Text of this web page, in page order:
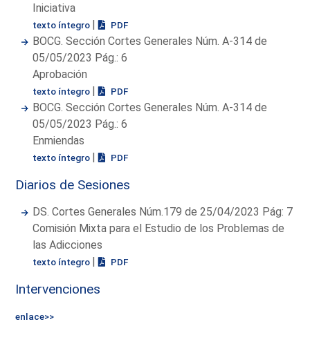
Iniciativa
texto íntegro | PDF
BOCG. Sección Cortes Generales Núm. A-314 de
05/05/2023 Pág.: 6
Aprobación
texto íntegro | PDF
BOCG. Sección Cortes Generales Núm. A-314 de
05/05/2023 Pág.: 6
Enmiendas
texto íntegro | PDF
Diarios de Sesiones
DS. Cortes Generales Núm.179 de 25/04/2023 Pág: 7
Comisión Mixta para el Estudio de los Problemas de
las Adicciones
texto íntegro | PDF
Intervenciones
enlace>>